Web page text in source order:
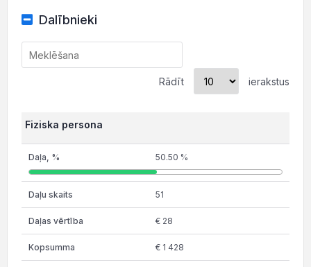
Dalībnieki
Rādīt ierakstus
Fiziska persona
50.50 %
51
€ 28
€ 1 428